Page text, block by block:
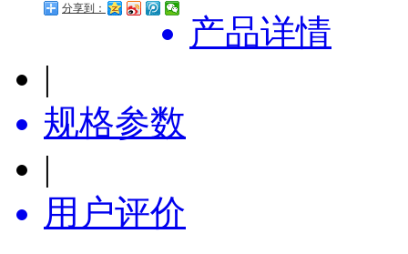
分享到：
产品详情
|
规格参数
|
用户评价